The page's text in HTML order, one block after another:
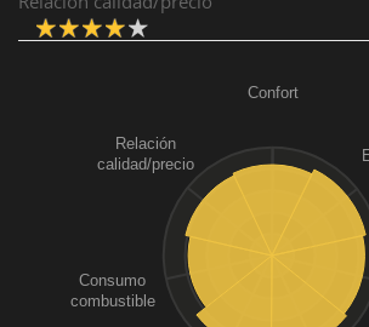
Confort
Consumo
combustible
Relación
calidad/precio